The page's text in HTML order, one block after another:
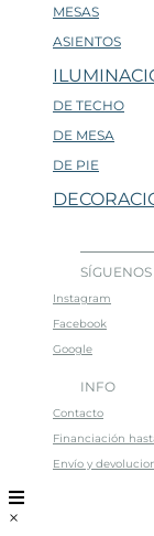
MESAS
ASIENTOS
DE TECHO
DE MESA
DE PIE
Instagram
Facebook
Google
INFO
Contacto
Financiación
Envío y
×